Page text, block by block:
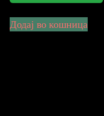
Додај во кошница